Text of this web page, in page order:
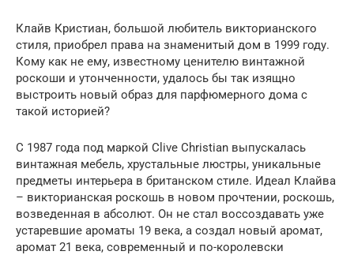
Клайв Кристиан, большой любитель викторианского
стиля, приобрел права на знаменитый дом в 1999 году.
Кому как не ему, известному ценителю винтажной
роскоши и утонченности, удалось бы так изящно
выстроить новый образ для парфюмерного дома с
такой историей?
С 1987 года под маркой Clive Christian выпускалась
винтажная мебель, хрустальные люстры, уникальные
предметы интерьера в британском стиле. Идеал Клайва
– викторианская роскошь в новом прочтении, роскошь,
возведенная в абсолют. Он не стал воссоздавать уже
устаревшие ароматы 19 века, а создал новый аромат,
аромат 21 века, современный и по-королевски